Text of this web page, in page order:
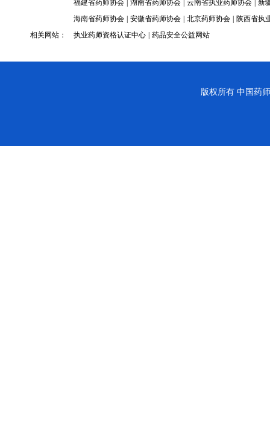
福建省药师协会
湖南省药师协会 云南省执业药师协会
新
海南省药师协会
安徽省药师协会 北京药师协会
陕西省执
相关网站：
执业药师资格认证中心 药品安全公益网站
版权所有 中国药